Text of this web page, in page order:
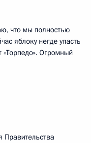
что мы полностью
яблоку негде упасть
Огромный
Правительства